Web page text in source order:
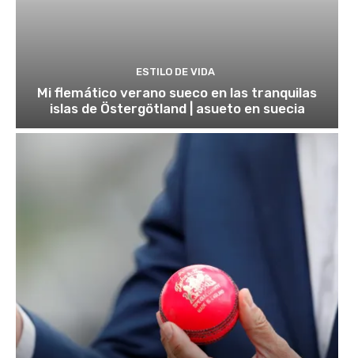
ESTILO DE VIDA
Mi flemático verano sueco en las tranquilas
islas de Östergötland | asueto en suecia